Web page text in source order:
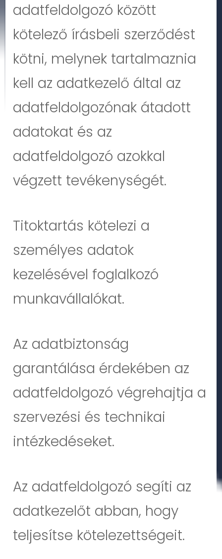
adatfeldolgozó között
kötelező írásbeli szerződést
kötni, melynek tartalmaznia
kell az adatkezelő által az
adatfeldolgozónak átadott
adatokat és az
adatfeldolgozó azokkal
végzett tevékenységét.
Titoktartás kötelezi a
személyes adatok
kezelésével foglalkozó
munkavállalókat.
Az adatbiztonság
garantálása érdekében az
adatfeldolgozó végrehajtja a
szervezési és technikai
intézkedéseket.
Az adatfeldolgozó segíti az
adatkezelőt abban, hogy
teljesítse kötelezettségeit.